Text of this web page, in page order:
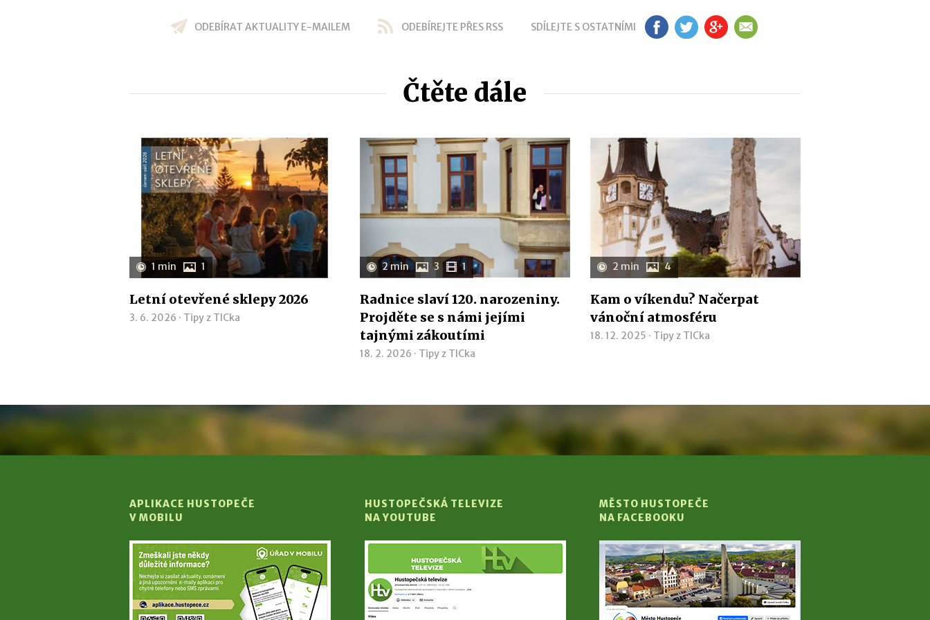
ODEBÍRAT AKTUALITY E-MAILEM ODEBÍREJTE PŘES RSS SDÍLEJTE S OSTATNÍMI FB TW GP EM
Čtěte dále
1 min 1
Letní otevřené sklepy 2026
3. 6. 2026 · Tipy z TICka
2 min 3 1
Radnice slaví 120. narozeniny.
Projděte se s námi jejími
tajnými zákoutími
18. 2. 2026 · Tipy z TICka
2 min 4
Kam o víkendu? Načerpat
vánoční atmosféru
18. 12. 2025 · Tipy z TICka
APLIKACE HUSTOPEČE
V MOBILU
HUSTOPEČSKÁ TELEVIZE
NA YOUTUBE
MĚSTO HUSTOPEČE
NA FACEBOOKU